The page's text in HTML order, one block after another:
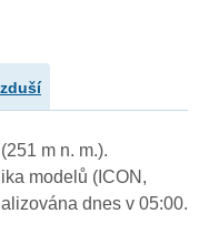
m n. m.).
modelů (ICON,
dnes v 05:00.